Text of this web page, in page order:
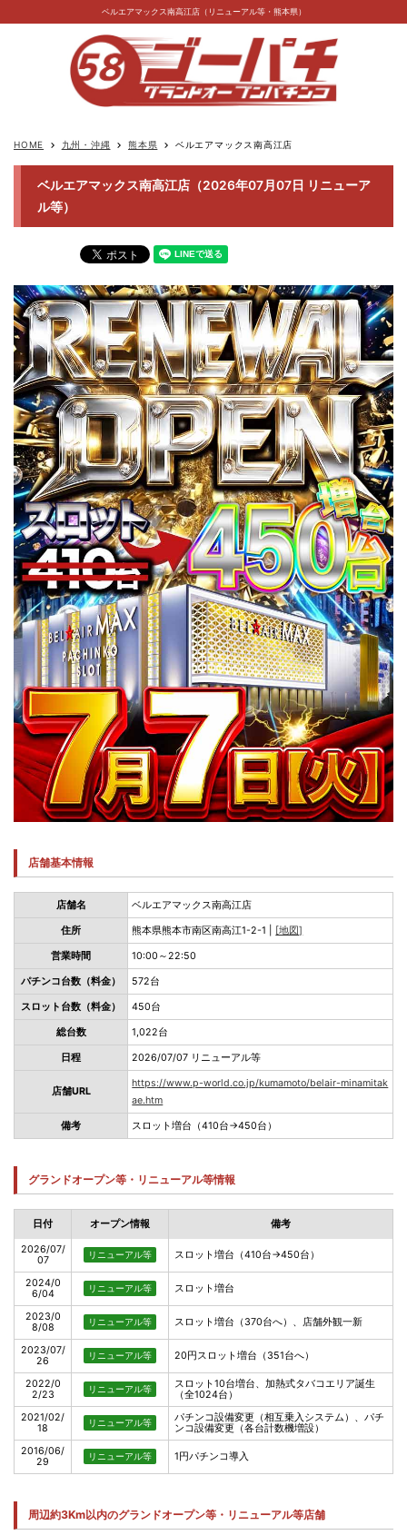
ベルエアマックス南高江店（リニューアル等・熊本県）
HOME keyboard_arrow_right 九州・沖縄 keyboard_arrow_right 熊本県 keyboard_arrow_right ベルエアマックス南高江店
ベルエアマックス南高江店（2026年07月07日 リニューア
ル等）
店舗基本情報
店舗名 ベルエアマックス南高江店
住所 熊本県熊本市南区南高江1-2-1 | [地図]
営業時間 10:00～22:50
パチンコ台数（料金） 572台
スロット台数（料金） 450台
総台数 1,022台
日程 2026/07/07 リニューアル等
店舗URL
https://www.p-world.co.jp/kumamoto/belair-minamitak
ae.htm
備考 スロット増台（410台→450台）
グランドオープン等・リニューアル等情報
日付 オープン情報 備考
2026/07/
07
リニューアル等 スロット増台（410台→450台）
2024/0
6/04
リニューアル等 スロット増台
2023/0
8/08
リニューアル等 スロット増台（370台へ）、店舗外観一新
2023/07/
26
リニューアル等 20円スロット増台（351台へ）
2022/0
2/23
リニューアル等
スロット10台増台、加熱式タバコエリア誕生
（全1024台）
2021/02/
18
リニューアル等
パチンコ設備変更（相互乗入システム）、パチ
ンコ設備変更（各台計数機増設）
2016/06/
29
リニューアル等 1円パチンコ導入
周辺約3Km以内のグランドオープン等・リニューアル等店舗